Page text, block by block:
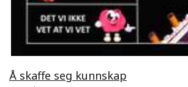
Å skaffe seg kunnskap